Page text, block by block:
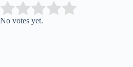
Rate this item:
No votes yet.